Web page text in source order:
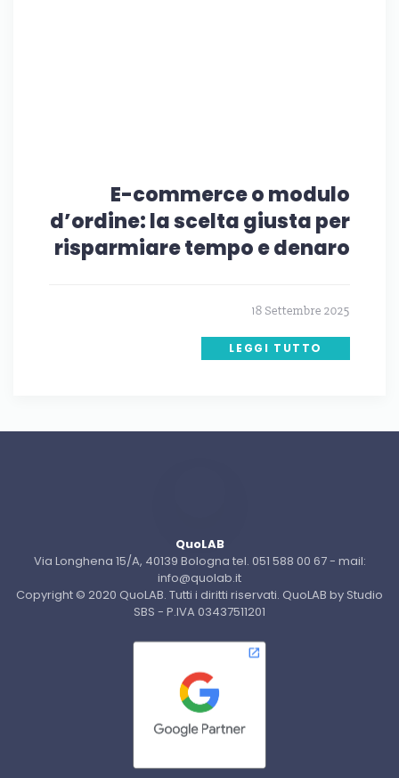
E-commerce o modulo
d’ordine: la scelta giusta per
risparmiare tempo e denaro
18 Settembre 2025
LEGGI TUTTO
QuoLAB
Via Longhena 15/A, 40139 Bologna tel. 051 588 00 67 - mail:
info@quolab.it
Copyright © 2020 QuoLAB. Tutti i diritti riservati. QuoLAB by Studio
SBS - P.IVA 03437511201